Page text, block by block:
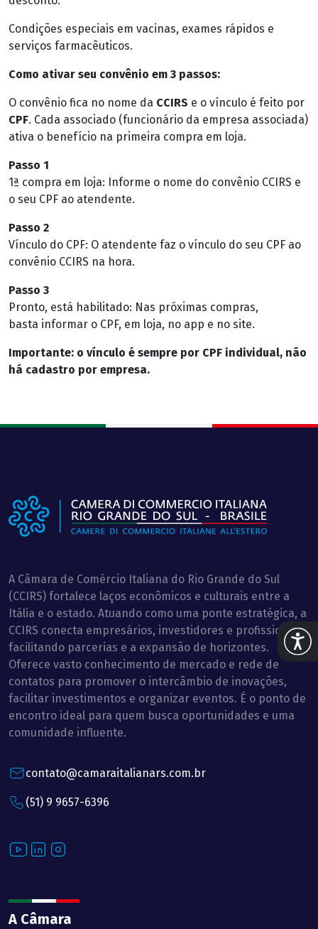
Abrir
Condições especiais em vacinas, exames rápidos e
serviços farmacêuticos.
Como ativar seu convênio em 3 passos:
O convênio fica no nome da CCIRS e o vínculo é feito por
CPF. Cada associado (funcionário da empresa associada)
ativa o benefício na primeira compra em loja.
Passo 1
1ª compra em loja: Informe o nome do convênio CCIRS e
o seu CPF ao atendente.
Passo 2
Vínculo do CPF: O atendente faz o vínculo do seu CPF ao
convênio CCIRS na hora.
Passo 3
Pronto, está habilitado: Nas próximas compras,
basta informar o CPF, em loja, no app e no site.
Importante: o vínculo é sempre por CPF individual, não
há cadastro por empresa.
A Câmara de Comércio Italiana do Rio Grande do Sul
(CCIRS) fortalece laços econômicos e culturais entre a
Itália e o estado. Atuando como uma ponte estratégica, a
CCIRS conecta empresários, investidores e profissionais,
facilitando parcerias e a expansão de horizontes.
Oferece vasto conhecimento de mercado e rede de
contatos para promover o intercâmbio de inovações,
facilitar investimentos e organizar eventos. É o ponto de
encontro ideal para quem busca oportunidades e uma
comunidade influente.
contato@camaraitalianars.com.br
(51) 9 9657-6396
YoutubeLinkedInInstagram
A Câmara